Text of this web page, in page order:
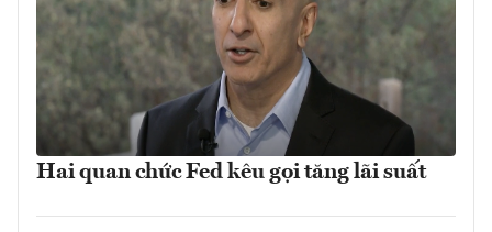
Hai quan chức Fed kêu gọi tăng lãi suất